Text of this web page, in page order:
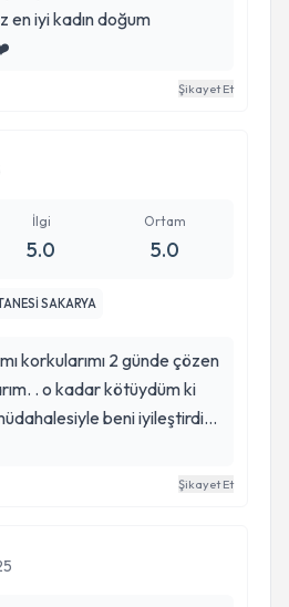
en iyi kadın doğum
Şikayet Et
İlgi
5.0
Ortam
5.0
SAKARYA
korkularımı 2 günde çözen
. o kadar kötüydüm ki
beni iyileştirdi
İlgisi bilgisi samimiyeti ve
kurtardı diyebilirim o kadar
sizi tedavi etmeden
Şikayet Et